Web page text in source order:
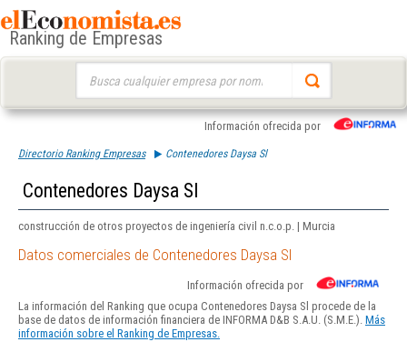
Ranking de Empresas
Información ofrecida por
Directorio Ranking Empresas Contenedores Daysa Sl
Contenedores Daysa Sl
construcción de otros proyectos de ingeniería civil n.c.o.p. | Murcia
Datos comerciales de Contenedores Daysa Sl
Información ofrecida por
La información del Ranking que ocupa Contenedores Daysa Sl procede de la
base de datos de información financiera de INFORMA D&B S.A.U. (S.M.E.). Más
información sobre el Ranking de Empresas.